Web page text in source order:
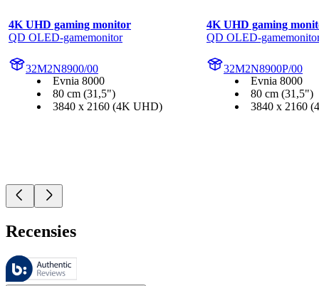
4K UHD gaming monitor
QD OLED-gamemonitor
32M2N8900/00
Evnia 8000
80 cm (31,5")
3840 x 2160 (4K UHD)
4K UHD gaming
QD OLED-
32M2N8900P/00
Evnia 8000
80 cm (31,5")
3840 x 2160
Recensies
Deze beoordelingen worden beheerd door Bazaarvoice en voldoen